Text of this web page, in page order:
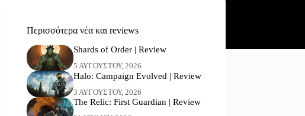
Περισσότερα νέα και reviews
Shards of Order | Review
5 ΑΥΓΟΎΣΤΟΥ, 2026
Halo: Campaign Evolved | Review
3 ΑΥΓΟΎΣΤΟΥ, 2026
The Relic: First Guardian | Review